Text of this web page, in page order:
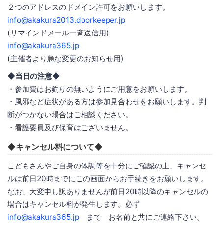
２つのアドレスのドメイン許可をお願いします。
info@akakura2013.doorkeeper.jp
(リマインドメール一斉送信用)
info@akakura365.jp
(主催者より急な変更のお知らせ用)
◆当日の注意◆
・参加費はお釣りの無いようにご用意をお願いします。
・風邪など症状がある方は参加見合わせをお願いします。判
断がつかない場合はご相談ください。
・看護要員及び保育はございません。
◆キャンセル料について◆
こどもさんやご自身の体調等を十分にご確認の上、キャンセ
ルは前日20時までにこの画面からお手続きをお願いします。
なお、大変申し訳ありませんが前日20時以降のキャンセルの
場合はキャンセル料が発生します。必ず
info@akakura365.jp まで お名前と共にご連絡下さい。